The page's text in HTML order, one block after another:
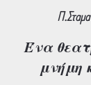
Ένα
μνήμη